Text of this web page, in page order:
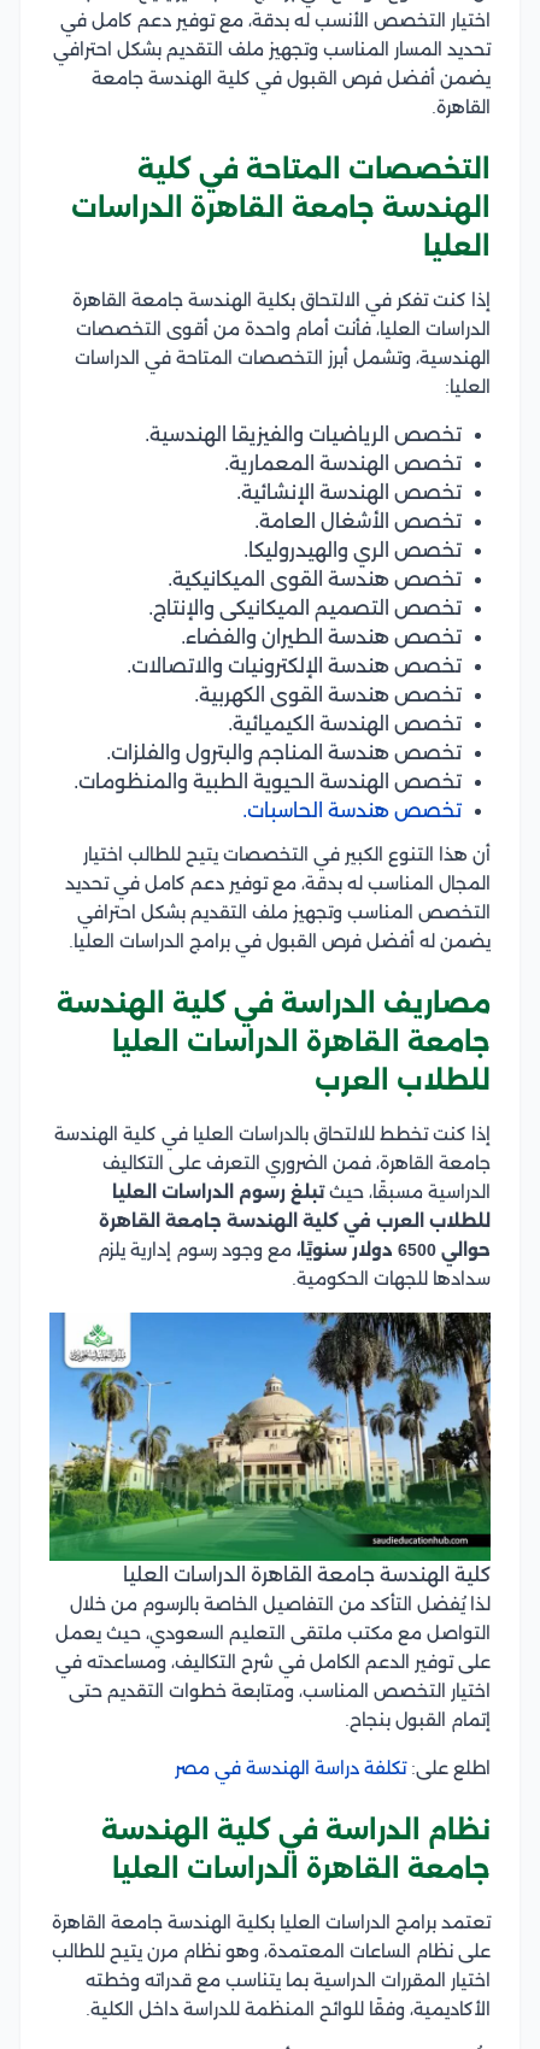
اختيار التخصص الأنسب له بدقة، مع توفير دعم كامل في
تحديد المسار المناسب وتجهيز ملف التقديم بشكل احترافي
يضمن أفضل فرص القبول في كلية الهندسة جامعة
القاهرة.
التخصصات المتاحة في كلية
الهندسة جامعة القاهرة الدراسات
العليا
إذا كنت تفكر في الالتحاق بكلية الهندسة جامعة القاهرة
الدراسات العليا، فأنت أمام واحدة من أقوى التخصصات
الهندسية، وتشمل أبرز التخصصات المتاحة في الدراسات
العليا:
تخصص الرياضيات والفيزيقا الهندسية.
تخصص الهندسة المعمارية.
تخصص الهندسة الإنشائية.
تخصص الأشغال العامة.
تخصص الري والهيدروليكا.
تخصص هندسة القوى الميكانيكية.
تخصص التصميم الميكانيكى والإنتاج.
تخصص هندسة الطيران والفضاء.
تخصص هندسة الإلكترونيات والاتصالات.
تخصص هندسة القوى الكهربية.
تخصص الهندسة الكيميائية.
تخصص هندسة المناجم والبترول والفلزات.
تخصص الهندسة الحيوية الطبية والمنظومات.
تخصص هندسة الحاسبات.
أن هذا التنوع الكبير في التخصصات يتيح للطالب اختيار
المجال المناسب له بدقة، مع توفير دعم كامل في تحديد
التخصص المناسب وتجهيز ملف التقديم بشكل احترافي
يضمن له أفضل فرص القبول في برامج الدراسات العليا.
مصاريف الدراسة في كلية الهندسة
جامعة القاهرة الدراسات العليا
للطلاب العرب
إذا كنت تخطط للالتحاق بالدراسات العليا في كلية الهندسة
جامعة القاهرة، فمن الضروري التعرف على التكاليف
الدراسية مسبقًا، حيثتبلغ رسوم الدراسات العليا
للطلاب العرب في كلية الهندسة جامعة القاهرة
حوالي 6500 دولار سنويًا،
مع وجود رسوم إدارية يلزم
سدادها للجهات الحكومية.
كلية الهندسة جامعة القاهرة الدراسات العليا
لذا يُفضل التأكد من التفاصيل الخاصة بالرسوم من خلال
التواصل مع مكتب ملتقى التعليم السعودي، حيث يعمل
على توفير الدعم الكامل في شرح التكاليف، ومساعدته في
اختيار التخصص المناسب، ومتابعة خطوات التقديم حتى
إتمام القبول بنجاح.
اطلع على:تكلفة دراسة الهندسة في مصر
نظام الدراسة في كلية الهندسة
جامعة القاهرة الدراسات العليا
تعتمد برامج الدراسات العليا بكلية الهندسة جامعة القاهرة
على نظام الساعات المعتمدة، وهو نظام مرن يتيح للطالب
اختيار المقررات الدراسية بما يتناسب مع قدراته وخطته
الأكاديمية، وفقًا للوائح المنظمة للدراسة داخل الكلية.